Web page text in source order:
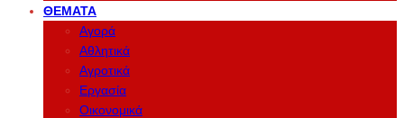
ΘΈΜΑΤΑ
Αγορά
Αθλητικά
Αγροτικά
Εργασία
Οικονομικά